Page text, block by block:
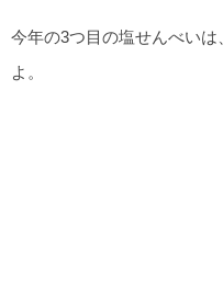
今年の3つ目の塩せんべい
よ。